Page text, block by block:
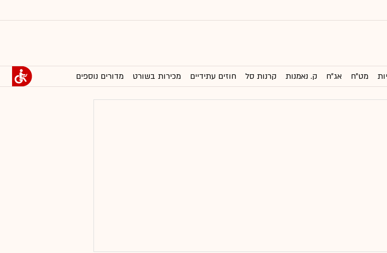
מט"ח אג"ח ק. נאמנות קרנות סל חוזים עתידיים מכירות בשורט מדורים נוספים